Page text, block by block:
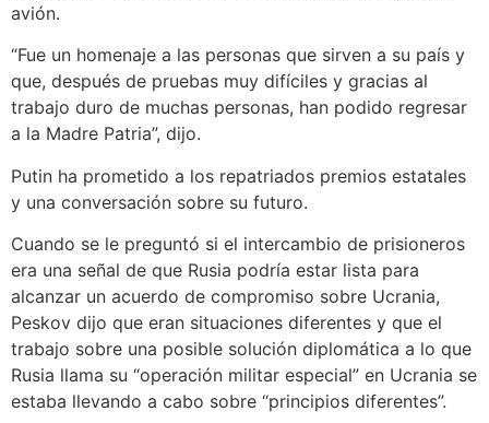
avión.
“Fue un homenaje a las personas que sirven a su país y
que, después de pruebas muy difíciles y gracias al
trabajo duro de muchas personas, han podido regresar
a la Madre Patria”, dijo.
Putin ha prometido a los repatriados premios estatales
y una conversación sobre su futuro.
Cuando se le preguntó si el intercambio de prisioneros
era una señal de que Rusia podría estar lista para
alcanzar un acuerdo de compromiso sobre Ucrania,
Peskov dijo que eran situaciones diferentes y que el
trabajo sobre una posible solución diplomática a lo que
Rusia llama su “operación militar especial” en Ucrania se
estaba llevando a cabo sobre “principios diferentes”.